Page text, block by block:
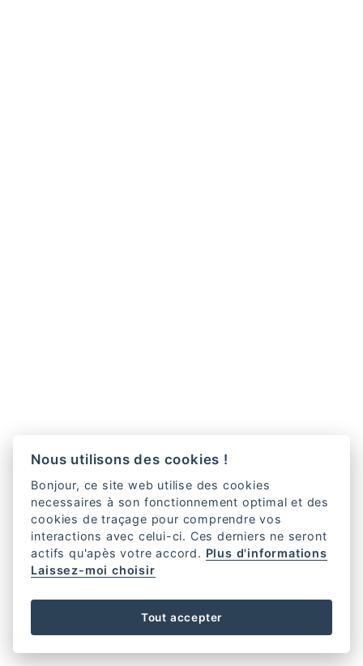
Nous utilisons des cookies !
Bonjour, ce site web utilise des cookies
necessaires à son fonctionnement optimal et des
cookies de traçage pour comprendre vos
interactions avec celui-ci. Ces derniers ne seront
actifs qu'apès votre accord. Plus d'informations
Laissez-moi choisir
Tout accepter